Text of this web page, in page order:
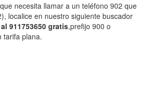
necesita llamar a un teléfono 902 que
localice en nuestro siguiente buscador
911753650 gratis,prefijo 900 o
tarifa plana.